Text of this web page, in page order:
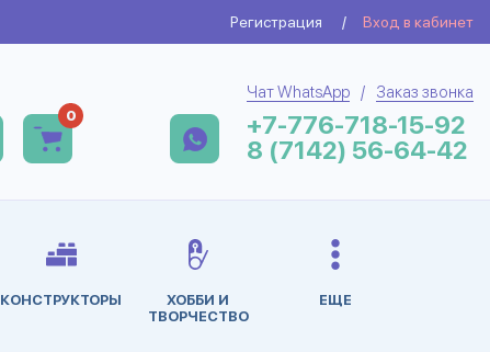
Регистрация / Вход в кабинет
0
Чат WhatsApp / Заказ звонка
+7-776-718-15-92
8 (7142) 56-64-42
КОНСТРУКТОРЫ
ХОББИ И
ТВОРЧЕСТВО
ЕЩЕ